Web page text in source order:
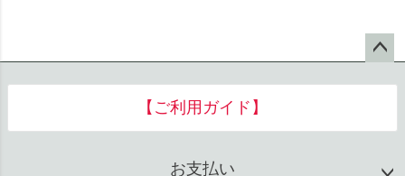
ジト
お支払い
配送・送料